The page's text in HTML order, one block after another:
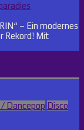
– Ein modernes
Rekord! Mit
Dancepop Disco